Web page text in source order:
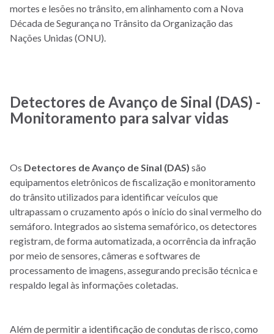
mortes e lesões no trânsito, em alinhamento com a Nova
Década de Segurança no Trânsito da Organização das
Nações Unidas (ONU).
Detectores de Avanço de Sinal (DAS) -
Monitoramento para salvar vidas
Os Detectores de Avanço de Sinal (DAS) são
equipamentos eletrônicos de fiscalização e monitoramento
do trânsito utilizados para identificar veículos que
ultrapassam o cruzamento após o início do sinal vermelho do
semáforo. Integrados ao sistema semafórico, os detectores
registram, de forma automatizada, a ocorrência da infração
por meio de sensores, câmeras e softwares de
processamento de imagens, assegurando precisão técnica e
respaldo legal às informações coletadas.
Além de permitir a identificação de condutas de risco, como